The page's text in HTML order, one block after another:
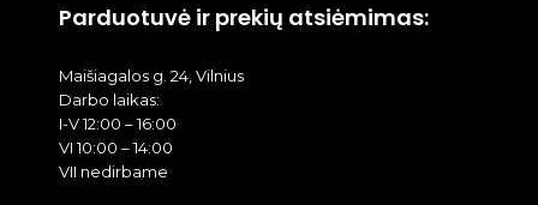
Parduotuvė ir prekių atsiėmimas:
Maišiagalos g. 24, Vilnius
Darbo laikas:
I-V 12:00 – 16:00
VI 10:00 – 14:00
VII nedirbame